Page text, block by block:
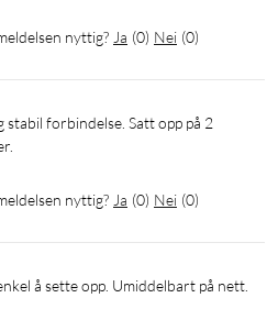
nyttig? Ja (0) Nei (0)
nyttig? Ja (0) Nei (0)
enkel å sette opp. Umiddelbart på nett.